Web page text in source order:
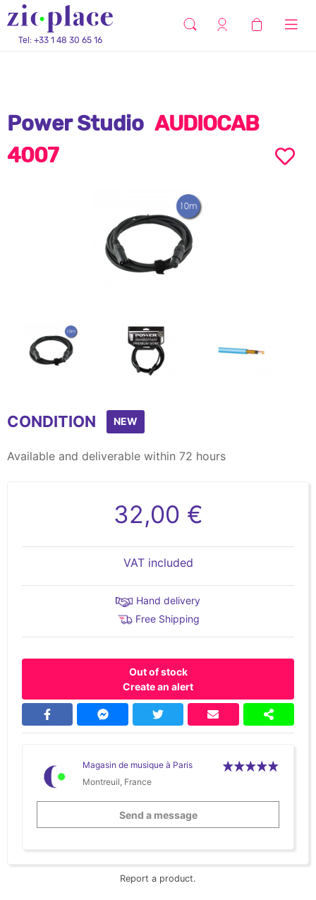
Tel: +33 1 48 30 65 16
Power Studio AUDIOCAB
4007
of
CONDITION NEW
Available and deliverable within 72 hours
32,00 €
VAT included
Hand delivery
Free Shipping
Out of stock
Create an alert
Magasin de musique à Paris
Montreuil, France
Send a message
Report a product.